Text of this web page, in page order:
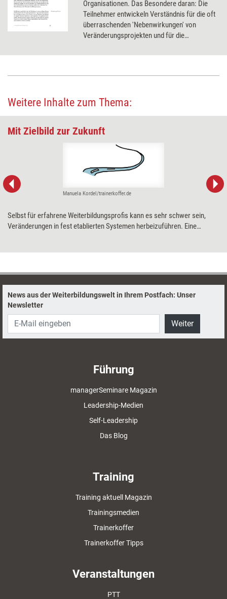
Organisationen. Das Besondere daran: Die
Teilnehmer entwickeln Verständnis für die oft
überraschenden 'Nebenwirkungen' von
Veränderungsprojekten und für die
Weitere Inhalte zum Thema:
Mit Zielbild zur Zukunft
Manuela Kordel/trainerkoffer.de
Selbst für erfahrene Weiterbildungsprofis kann es sehr schwer sein,
Veränderungen in fest etablierten Systemen herbeizuführen. Eine
News aus der Weiterbildungswelt in Ihrem Postfach: Unser
Newsletter
Weiter
Führung
managerSeminare Magazin
Leadership-Medien
Self-Leadership
Das Blog
Training
Training aktuell Magazin
Trainingsmedien
Trainerkoffer
Trainerkoffer Tipps
Veranstaltungen
PTT